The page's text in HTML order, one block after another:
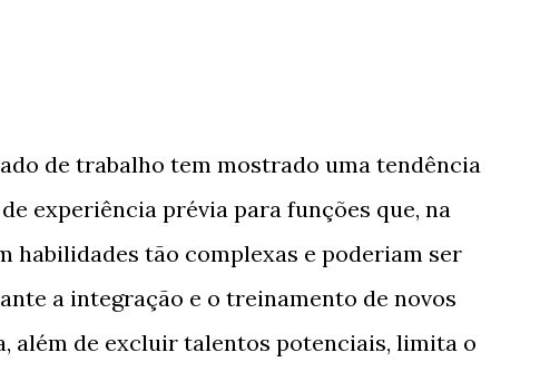
de trabalho tem mostrado uma tendência
experiência prévia para funções que, na
habilidades tão complexas e poderiam ser
a integração e o treinamento de novos
além de excluir talentos potenciais, limita o